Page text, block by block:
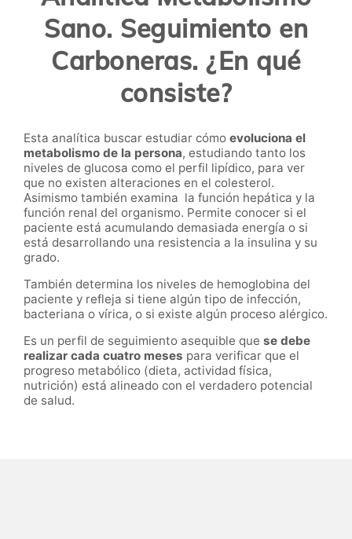
Sano. Seguimiento en
Carboneras. ¿En qué
consiste?
Esta analítica buscar estudiar cómo evoluciona el
metabolismo de la persona, estudiando tanto los
niveles de glucosa como el perfil lipídico, para ver
que no existen alteraciones en el colesterol.
Asimismo también examina la función hepática y la
función renal del organismo. Permite conocer si el
paciente está acumulando demasiada energía o si
está desarrollando una resistencia a la insulina y su
grado.
También determina los niveles de hemoglobina del
paciente y refleja si tiene algún tipo de infección,
bacteriana o vírica, o si existe algún proceso alérgico.
Es un perfil de seguimiento asequible que se debe
realizar cada cuatro meses para verificar que el
progreso metabólico (dieta, actividad física,
nutrición) está alineado con el verdadero potencial
de salud.